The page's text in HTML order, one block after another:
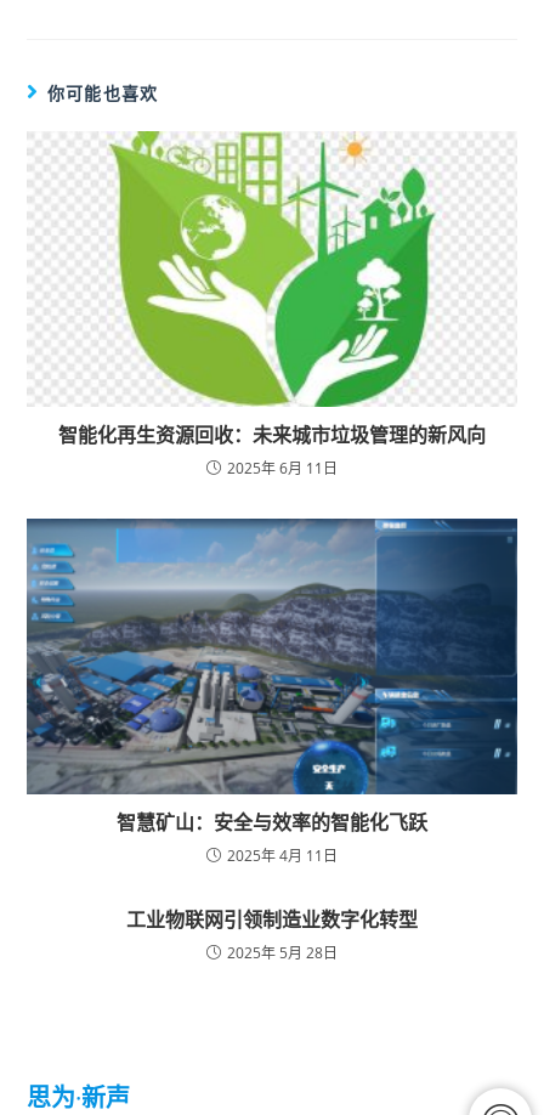
你可能也喜欢
智能化再生资源回收：未来城市垃圾管理的新风向
2025年 6月 11日
智慧矿山：安全与效率的智能化飞跃
2025年 4月 11日
工业物联网引领制造业数字化转型
2025年 5月 28日
思为·新声